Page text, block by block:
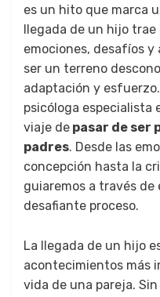
es un hito que marca
llegada de un hijo
emociones, desafíos y
ser un terreno
adaptación y
psicóloga especialista
viaje de pasar de ser
padres. Desde las
concepción hasta la
guiaremos a través
desafiante proceso.
La llegada de un hijo
acontecimientos más
vida de una pareja.